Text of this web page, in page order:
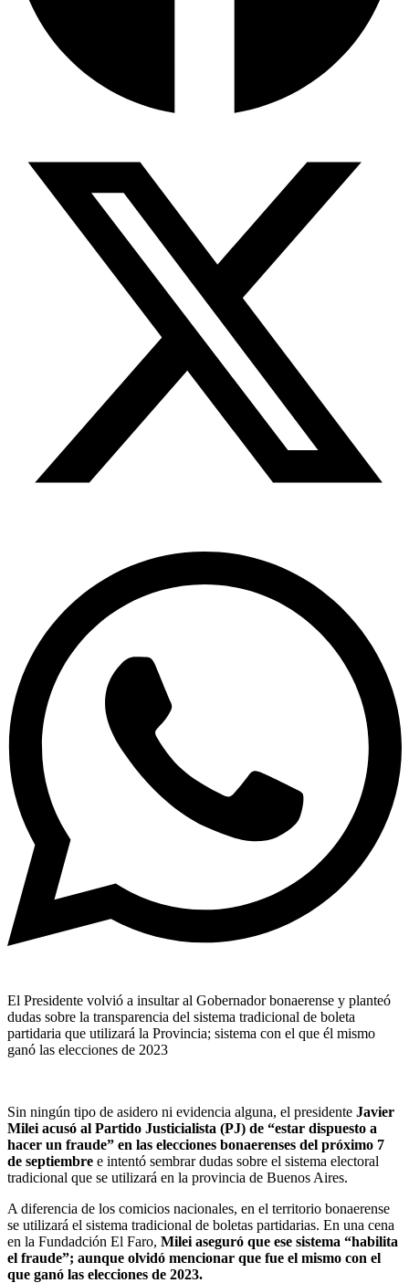
El Presidente volvió a insultar al Gobernador bonaerense y planteó
dudas sobre la transparencia del sistema tradicional de boleta
partidaria que utilizará la Provincia; sistema con el que él mismo
ganó las elecciones de 2023
Sin ningún tipo de asidero ni evidencia alguna, el presidente Javier
Milei acusó al Partido Justicialista (PJ) de “estar dispuesto a
hacer un fraude” en las elecciones bonaerenses del próximo 7
de septiembre e intentó sembrar dudas sobre el sistema electoral
tradicional que se utilizará en la provincia de Buenos Aires.
A diferencia de los comicios nacionales, en el territorio bonaerense
se utilizará el sistema tradicional de boletas partidarias. En una cena
en la Fundadción El Faro, Milei aseguró que ese sistema “habilita
el fraude”; aunque olvidó mencionar que fue el mismo con el
que ganó las elecciones de 2023.